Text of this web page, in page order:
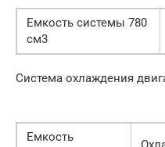
Емкость системы 780
см3
Система охлаждения
Емкость